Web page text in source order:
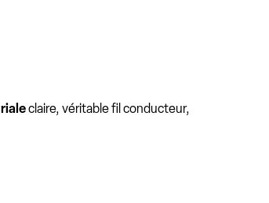
claire, véritable fil conducteur,